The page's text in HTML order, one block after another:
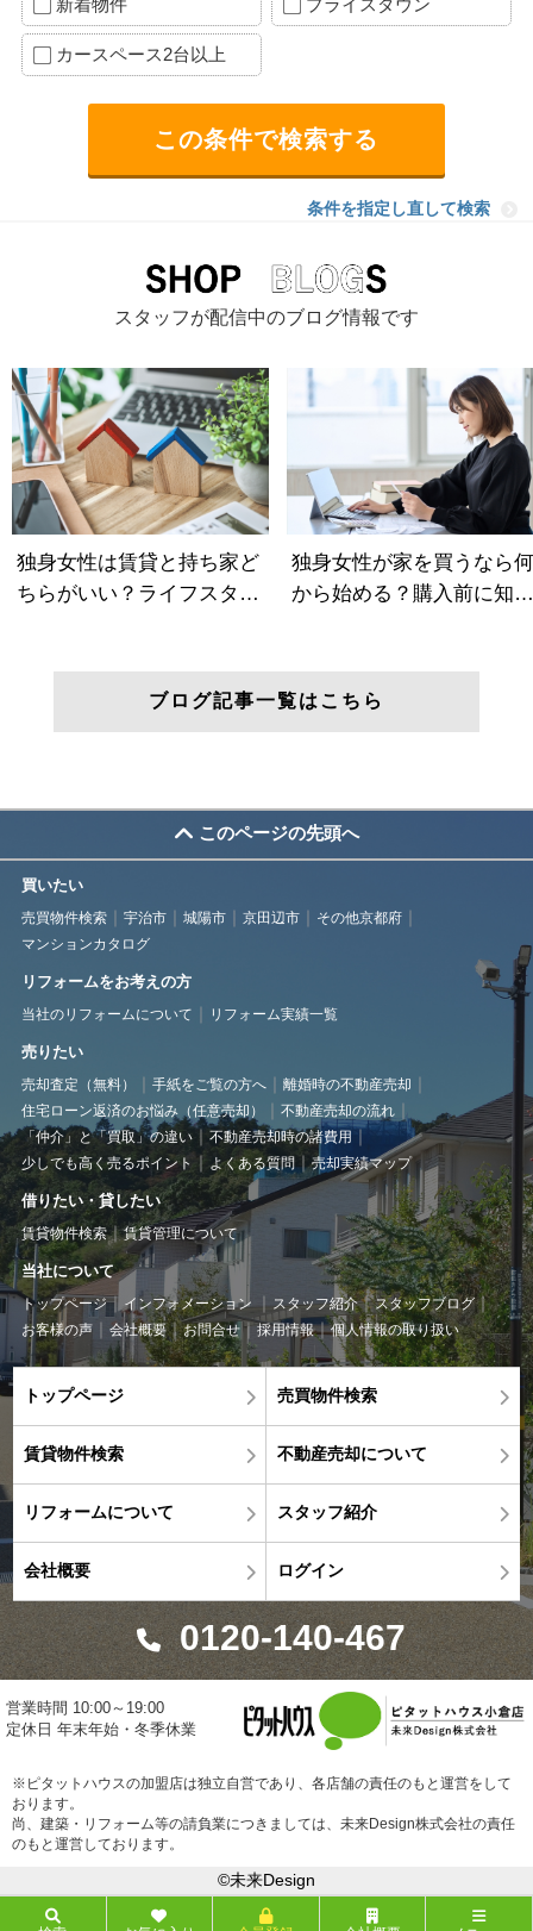
新着物件 プライスダウン
カースペース2台以上
条件を指定し直して検索
スタッフが配信中のブログ情報です
ブログ記事一覧はこちら
このページの先頭へ
買いたい
売買物件検索 宇治市 城陽市 京田辺市
その他京都府
マンションカタログ
リフォームをお考えの方
当社のリフォームについて リフォーム実績一覧
売りたい
売却査定（無料） 手紙をご覧の方へ
離婚時の不動産売却
住宅ローン返済のお悩み（任意売却）
不動産売却の流れ
「仲介」と「買取」の違い
不動産売却時の諸費用
少しでも高く売るポイント
よくある質問 売却実績マップ
借りたい・貸したい
賃貸物件検索 賃貸管理について
当社について
トップページ インフォメーション スタッフ紹介
スタッフブログ
お客様の声
会社概要 お問合せ 採用情報 個人情報の取り扱い
トップページ 売買物件検索
賃貸物件検索 不動産売却について
リフォームについて スタッフ紹介
会社概要 ログイン
0120-140-467
営業時間 10:00～19:00
定休日 年末年始・冬季休業
※ピタットハウスの加盟店は独立自営であり、各店舗の責任のもと運営をして
おります。
尚、建築・リフォーム等の請負業につきましては、未来Design株式会社の責任
のもと運営しております。
©未来Design